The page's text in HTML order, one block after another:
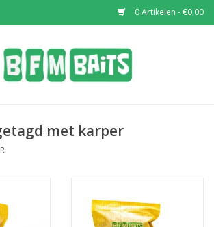
0 Artikelen - €0,00
met karper